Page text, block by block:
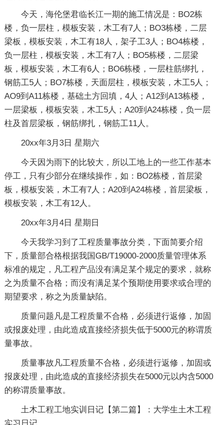
今天，海伦堡君临长江一期的施工情况是：BO2栋
楼，负一层柱，模板安装，木工有7人；BO3栋楼，二层
梁板，模板安装，木工有18人，架子工3人；BO4栋楼，
负一层柱，模板安装，木工有7人；BO5栋楼，二层梁
板，模板安装，木工有6人；BO6栋楼，一层柱筋绑扎，
钢筋工5人；BO7栋楼，天面层柱，模板安装，木工5人；
AO9到A11栋楼，基础土方回填，4人；A12到A13栋楼，
一层梁板，模板安装，木工5人；A20到A24栋楼，负一层
柱及首层梁板，钢筋绑扎，钢筋工11人。
20xx年3月3日 星期六
今天因为雨下的比较大，所以工地上的一些工作基本
停工，只有少部分在继续操作，如：BO2栋楼，首层梁
板，模板安装，木工有7人；A20到A24栋楼，首层梁板，
模板安装，木工有12人。
20xx年3月4日 星期日
今天我学习到了工程质量事故分类，下面简要介绍
下，质量部合格根据我国GB/T19000-2000质量管理体系
标准的规定，凡工程产品没有满足某个规定的要求，就称
之为质量不合格；而没有满足某个预期使用要求或合理的
期望要求，称之为质量缺陷。
质量问题凡是工程质量不合格，必须进行返修，加固
或报废处理，由此造成直接经济损失低于5000元的称谓质
量事故。
质量事故凡工程质量不合格，必须进行返修，加固或
报废处理，由此造成的直接经济损失在5000元以内含5000
的称谓质量事故。
土木工程工地实训日记【第二篇】：大学生土木工程